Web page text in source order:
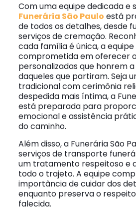
Com uma equipe dedicada e
Funerária São Paulo está
de todos os detalhes, desde
serviços de cremação.
cada família é única, a
comprometida em oferecer
personalizadas que honrem
daqueles que partiram. Seja
tradicional com cerimônia
despedida mais íntima, a
está preparada para
emocional e assistência
do caminho.
Além disso, a Funerária São
serviços de transporte
um tratamento respeitoso e
todo o trajeto. A equipe
importância de cuidar dos
enquanto preserva o
falecida.